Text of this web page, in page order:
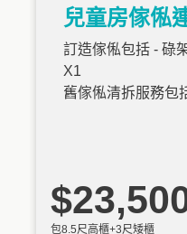
兒童房傢俬
訂造傢俬包括 - 碌
X1
舊傢俬清拆服務包
包8.5尺高櫃+3尺矮櫃